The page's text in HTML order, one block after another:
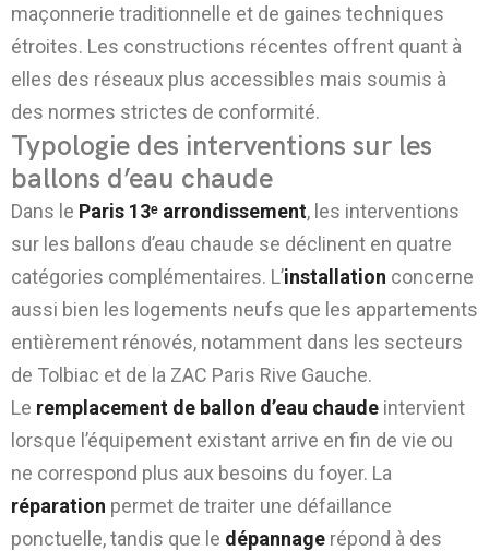
maçonnerie traditionnelle et de gaines techniques
étroites. Les constructions récentes offrent quant à
elles des réseaux plus accessibles mais soumis à
des normes strictes de conformité.
Typologie des interventions sur les
ballons d’eau chaude
Dans le Paris 13ᵉ arrondissement, les interventions
sur les ballons d’eau chaude se déclinent en quatre
catégories complémentaires. L’installation concerne
aussi bien les logements neufs que les appartements
entièrement rénovés, notamment dans les secteurs
de Tolbiac et de la ZAC Paris Rive Gauche.
Le remplacement de ballon d’eau chaude intervient
lorsque l’équipement existant arrive en fin de vie ou
ne correspond plus aux besoins du foyer. La
réparation permet de traiter une défaillance
ponctuelle, tandis que le dépannage répond à des